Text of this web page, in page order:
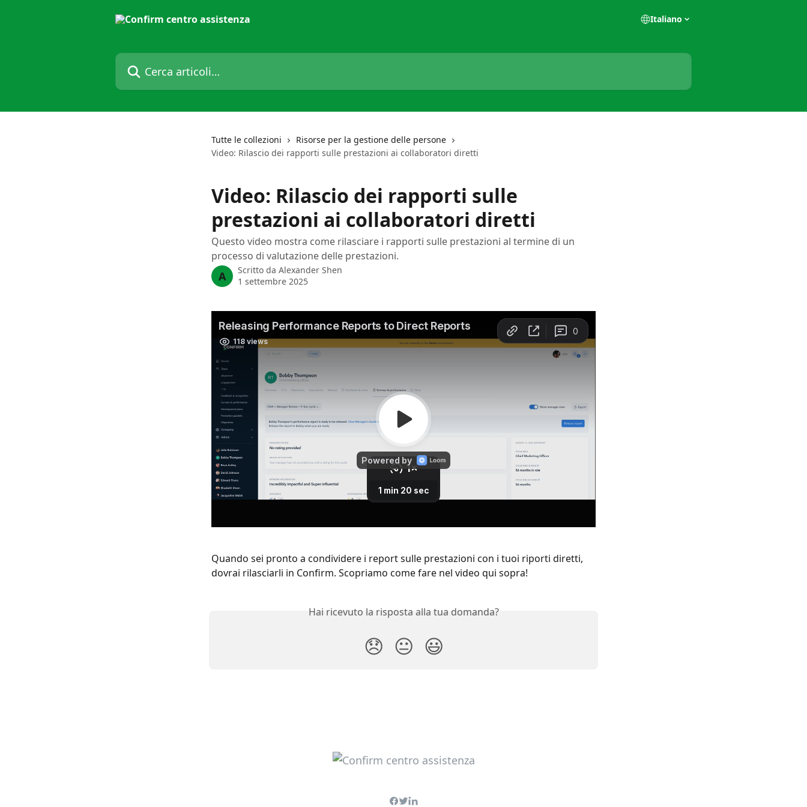
Italiano
Cerca articoli…
Tutte le collezioni
Risorse per la gestione delle persone
Video: Rilascio dei rapporti sulle prestazioni ai collaboratori diretti
Video: Rilascio dei rapporti sulle
prestazioni ai collaboratori diretti
Questo video mostra come rilasciare i rapporti sulle prestazioni al termine di un
processo di valutazione delle prestazioni.
A Scritto da Alexander Shen
1 settembre 2025
Quando sei pronto a condividere i report sulle prestazioni con i tuoi riporti diretti,
dovrai rilasciarli in Confirm. Scopriamo come fare nel video qui sopra!
Hai ricevuto la risposta alla tua domanda?
😞 😐 😃